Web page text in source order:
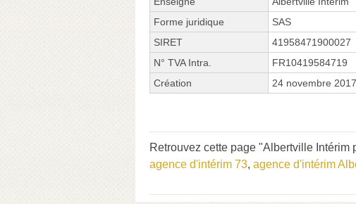
Forme juridique
SAS
SIRET
41958471900027
N° TVA Intra.
FR10419584719
Création
24 novembre 2017
Retrouvez cette page "Albertville
agence d'intérim 73, agence d'intérim